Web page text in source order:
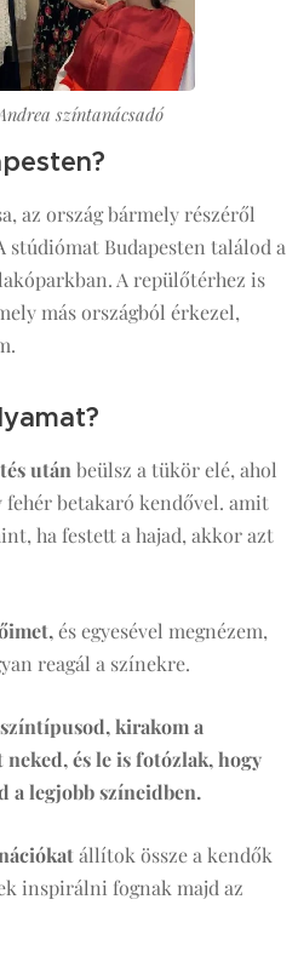
színtanácsadó
az ország bármely részéről
Budapesten találod a
A repülőtérhez is
más országból érkezel,
után beülsz a tükör elé, ahol
fehér betakaró kendővel. amit
ha festett a hajad, akkor azt
és egyesével megnézem,
reagál a színekre.
kirakom a
és le is fotózlak, hogy
a legjobb színeidben.
állítok össze a kendők
inspirálni fognak majd az